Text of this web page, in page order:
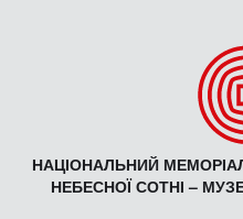
НАЦІОНАЛЬНИЙ
НЕБЕСНОЇ СОТНІ –